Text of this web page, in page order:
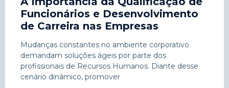
Funcionários e Desenvolvimento
de Carreira nas Empresas
Mudanças constantes no ambiente corporativo
demandam soluções ágeis por parte dos
profissionais de Recursos Humanos. Diante desse
cenário dinâmico, promover